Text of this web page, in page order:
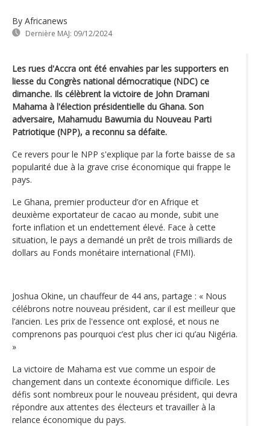
By Africanews
Dernière MAJ: 09/12/2024
Les rues d'Accra ont été envahies par les supporters en
liesse du Congrès national démocratique (NDC) ce
dimanche. Ils célèbrent la victoire de John Dramani
Mahama à l'élection présidentielle du Ghana. Son
adversaire, Mahamudu Bawumia du Nouveau Parti
Patriotique (NPP), a reconnu sa défaite.
Ce revers pour le NPP s'explique par la forte baisse de sa
popularité due à la grave crise économique qui frappe le
pays.
Le Ghana, premier producteur d’or en Afrique et
deuxième exportateur de cacao au monde, subit une
forte inflation et un endettement élevé. Face à cette
situation, le pays a demandé un prêt de trois milliards de
dollars au Fonds monétaire international (FMI).
Joshua Okine, un chauffeur de 44 ans, partage : « Nous
célébrons notre nouveau président, car il est meilleur que
l’ancien. Les prix de l'essence ont explosé, et nous ne
comprenons pas pourquoi c’est plus cher ici qu’au Nigéria.
»
La victoire de Mahama est vue comme un espoir de
changement dans un contexte économique difficile. Les
défis sont nombreux pour le nouveau président, qui devra
répondre aux attentes des électeurs et travailler à la
relance économique du pays.